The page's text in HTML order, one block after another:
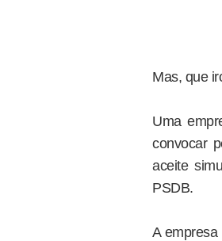
Mas, que
Uma
convocar
aceite
PSDB.
A